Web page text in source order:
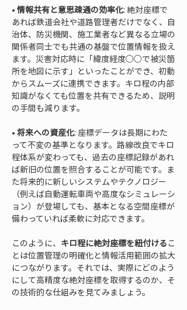
• 情報共有と意思疎通の効率化: 絶対座標で
あれば鉄道会社や道路管理者だけでなく、自
治体、防災機関、施工業者など異なる立場の
関係者同士でも共通の基盤で位置情報を扱え
ます。災害対応時に「緯度経度○○で被災箇
所を地図に示す」といったことができ、初動
からスムーズに連携できます。キロ程の内部
知識がなくても位置を共有できるため、説明
• 将来への資産化: 座標データは長期にわた
って不変の基準となります。路線改良でキロ
程体系が変わっても、過去の座標記録があれ
ば新旧の位置を照合することが可能です。ま
た将来的に新しいシステムやテクノロジー
（例えば自動運転車両や高度なシミュレーシ
ョン）が登場しても、基本となる空間座標が
備わっていれば柔軟に対応できます。
このように、 キロ程に絶対座標を紐付けるこ
とは位置管理の明確化と情報活用範囲の拡大
につながります。それでは、実際にどのよう
にして高精度な絶対座標を取得するのか、そ
の技術的な仕組みを見てみましょう。